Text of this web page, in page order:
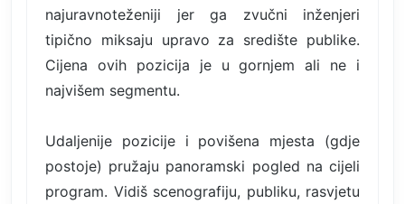
najuravnoteženiji jer ga zvučni inženjeri
tipično miksaju upravo za središte publike.
Cijena ovih pozicija je u gornjem ali ne i
najvišem segmentu.
Udaljenije pozicije i povišena mjesta (gdje
postoje) pružaju panoramski pogled na cijeli
program. Vidiš scenografiju, publiku, rasvjetu